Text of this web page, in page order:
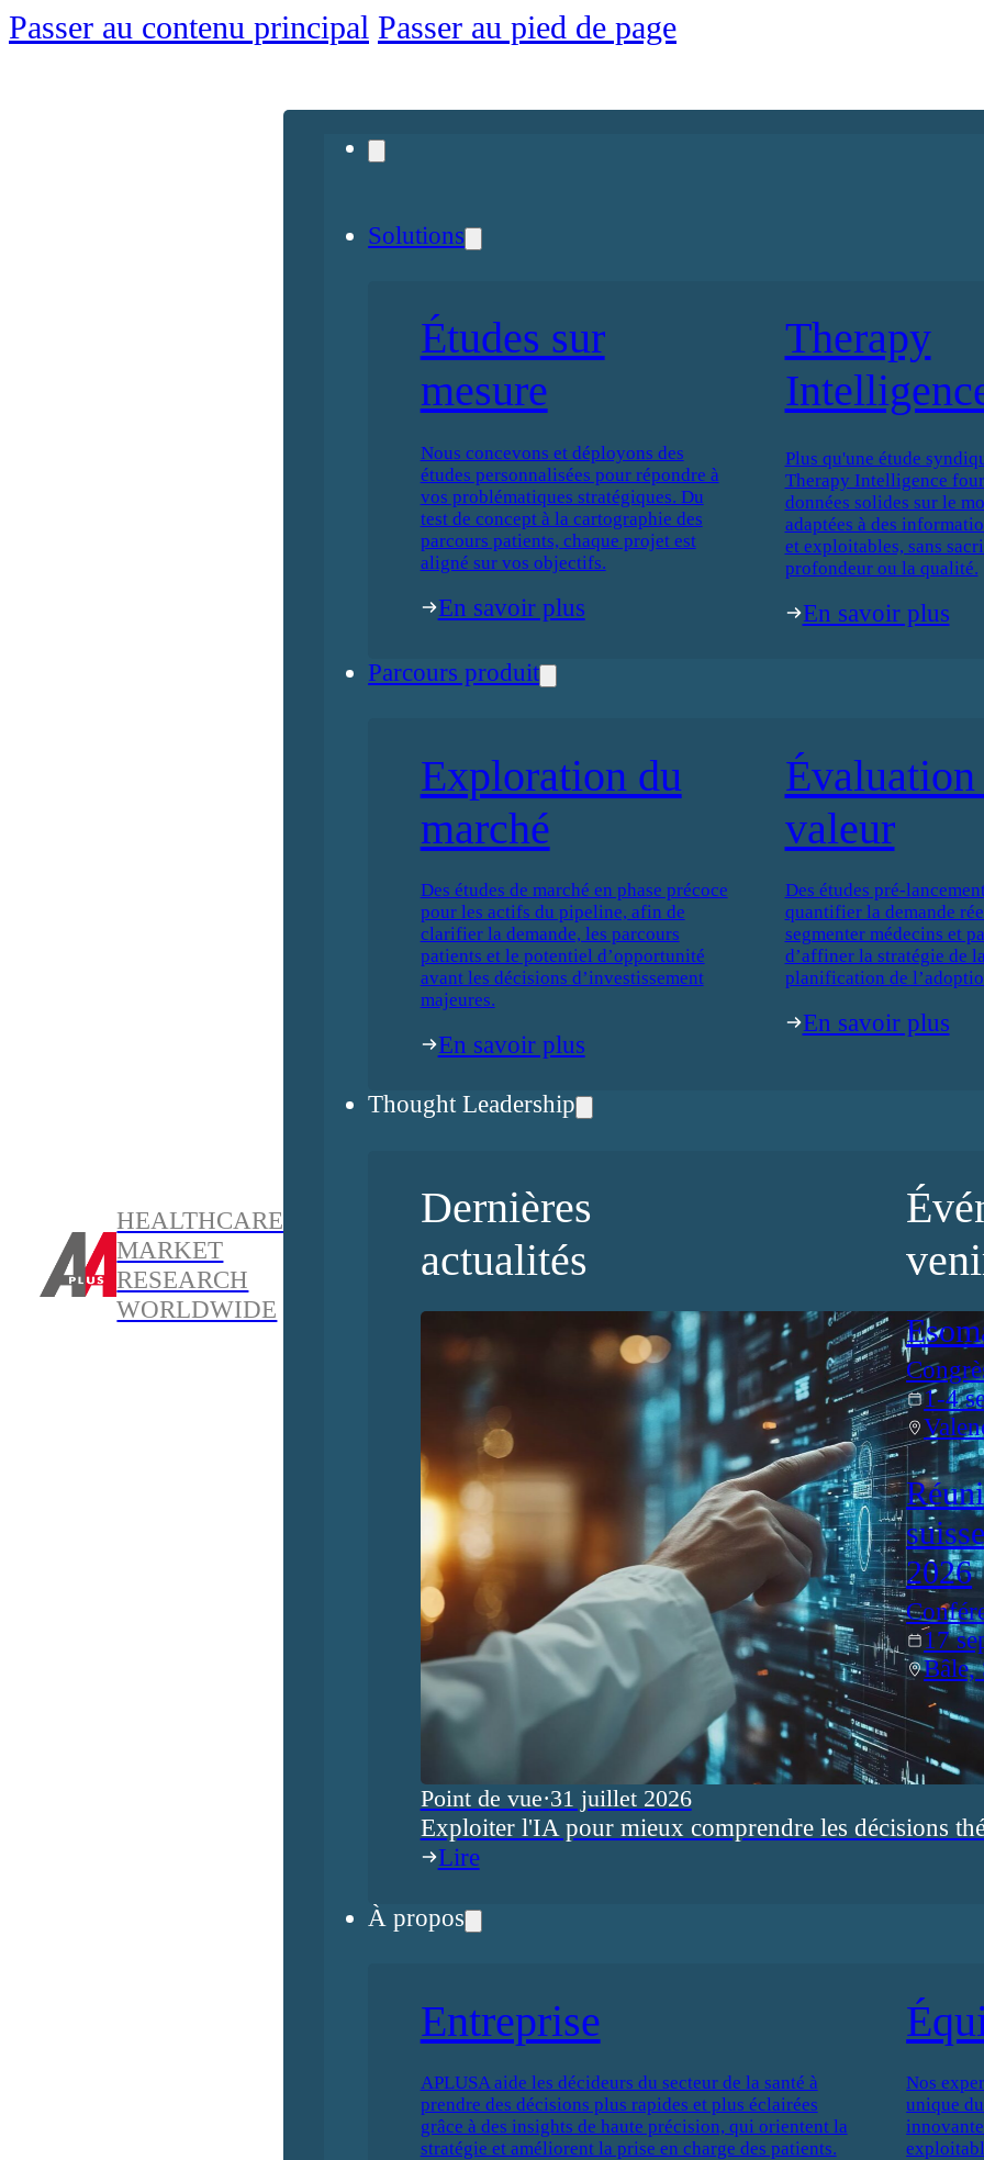
Passer au contenu principal Passer au pied de page
HEALTHCARE
MARKET
RESEARCH
WORLDWIDE
Solutions
Études sur
mesure
Nous concevons et déployons des
études personnalisées pour répondre à
vos problématiques stratégiques. Du
test de concept à la cartographie des
parcours patients, chaque projet est
aligné sur vos objectifs.
En savoir plus
Therapy
Plus qu'une étude
Therapy Intelligence
données solides sur le
adaptées à des
et exploitables, sans
profondeur ou la qualité.
En savoir plus
Parcours produit
Exploration du
marché
Des études de marché en phase précoce
pour les actifs du pipeline, afin de
clarifier la demande, les parcours
patients et le potentiel d’opportunité
avant les décisions d’investissement
majeures.
En savoir plus
Évaluation
valeur
Des études pré-
quantifier la demande
segmenter médecins et
d’affiner la stratégie de
planification de
En savoir plus
Thought Leadership
Dernières
actualités
Point de vue·31 juillet 2026
Exploiter l'IA pour mieux comprendre les décisions
Lire
1-4
2026
17
Bâle,
À propos
Entreprise
APLUSA aide les décideurs du secteur de la santé à
prendre des décisions plus rapides et plus éclairées
grâce à des insights de haute précision, qui orientent la
stratégie et améliorent la prise en charge des patients.
Nos
unique